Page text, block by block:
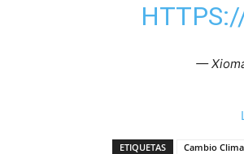
—
ETIQUETAS Cambio